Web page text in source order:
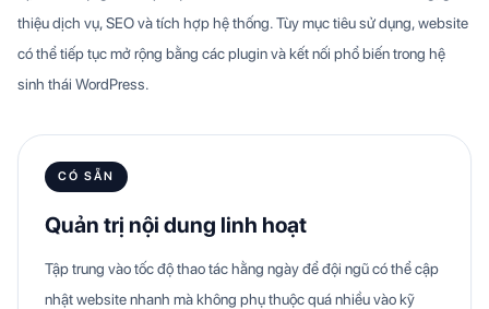
thiệu dịch vụ, SEO và tích hợp hệ thống. Tùy mục tiêu sử dụng, website
có thể tiếp tục mở rộng bằng các plugin và kết nối phổ biến trong hệ
sinh thái WordPress.
CÓ SẴN
Quản trị nội dung linh hoạt
Tập trung vào tốc độ thao tác hằng ngày để đội ngũ có thể cập
nhật website nhanh mà không phụ thuộc quá nhiều vào kỹ